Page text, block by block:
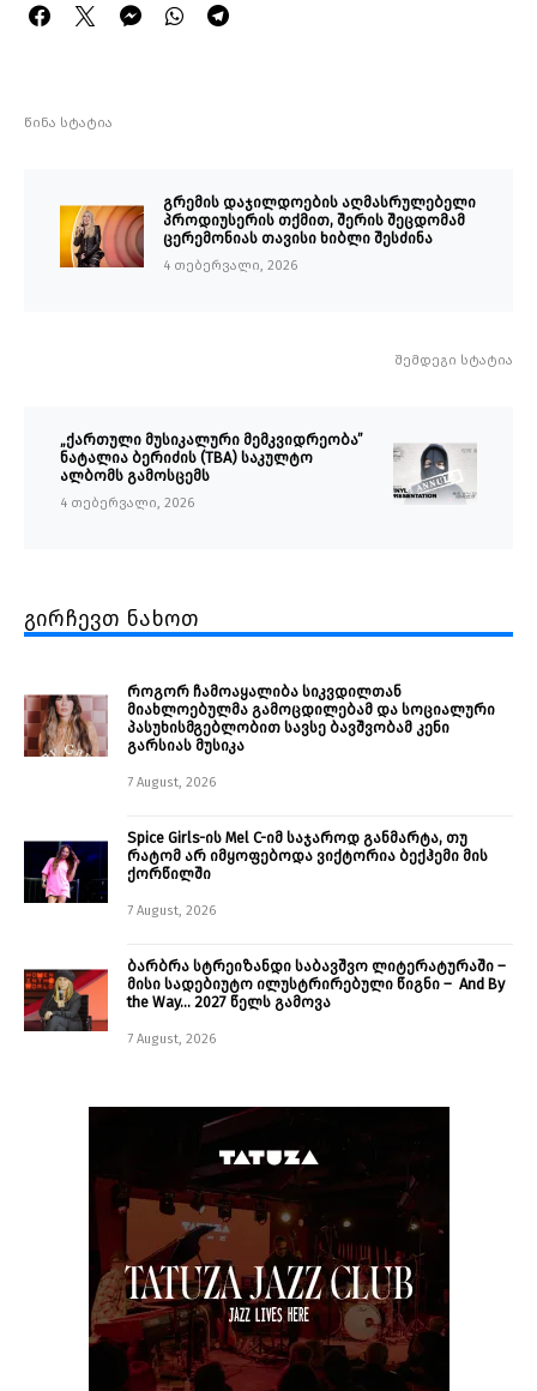
წინა სტატია
გრემის დაჯილდოების აღმასრულებელი
პროდიუსერის თქმით, შერის შეცდომამ
ცერემონიას თავისი ხიბლი შესძინა
4 თებერვალი, 2026
შემდეგი სტატია
„ქართული მუსიკალური მემკვიდრეობა”
ნატალია ბერიძის (TBA) საკულტო
ალბომს გამოსცემს
4 თებერვალი, 2026
გირჩევთ ნახოთ
როგორ ჩამოაყალიბა სიკვდილთან
მიახლოებულმა გამოცდილებამ და სოციალური
პასუხისმგებლობით სავსე ბავშვობამ კენი
გარსიას მუსიკა
7 August, 2026
Spice Girls-ის Mel C-იმ საჯაროდ განმარტა, თუ
რატომ არ იმყოფებოდა ვიქტორია ბექჰემი მის
ქორწილში
7 August, 2026
ბარბრა სტრეიზანდი საბავშვო ლიტერატურაში –
მისი სადებიუტო ილუსტრირებული წიგნი – And By
the Way… 2027 წელს გამოვა
7 August, 2026